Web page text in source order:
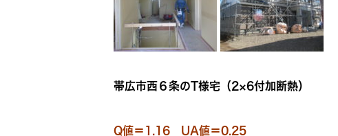
帯広市西６条のT様宅（2×6付加断熱）
Q値＝1.16 UA値＝0.25